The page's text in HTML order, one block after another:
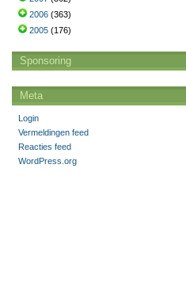
2006 (363)
2005 (176)
Sponsoring
Meta
Login
Vermeldingen feed
Reacties feed
WordPress.org